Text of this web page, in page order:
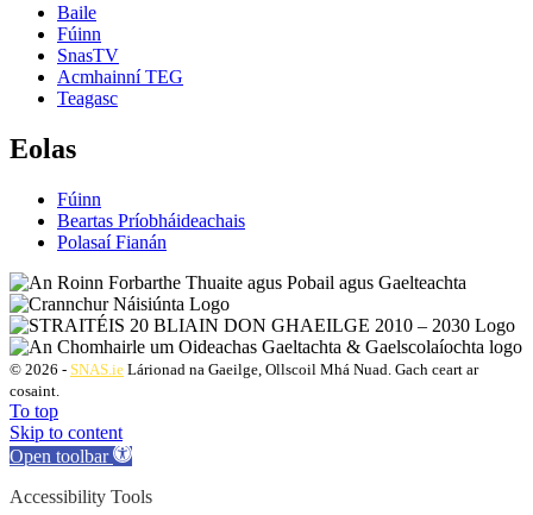
Baile
Fúinn
SnasTV
Acmhainní TEG
Teagasc
Eolas
Fúinn
Beartas Príobháideachais
Polasaí Fianán
© 2026 - SNAS.ie Lárionad na Gaeilge, Ollscoil Mhá Nuad. Gach ceart ar
cosaint.
To top
Skip to content
Open toolbar
Accessibility Tools